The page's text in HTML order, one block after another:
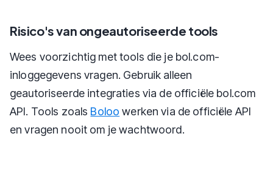
Risico's van ongeautoriseerde tools
Wees voorzichtig met tools die je bol.com-
inloggegevens vragen. Gebruik alleen
geautoriseerde integraties via de officiële bol.com
API. Tools zoals Boloo werken via de officiële API
en vragen nooit om je wachtwoord.